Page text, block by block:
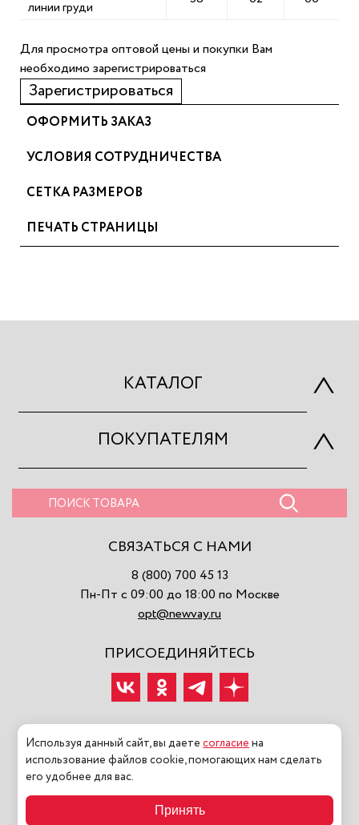
Для просмотра оптовой цены и покупки Вам
необходимо зарегистрироваться
Зарегистрироваться
линии груди
ОФОРМИТЬ ЗАКАЗ
УСЛОВИЯ СОТРУДНИЧЕСТВА
СЕТКА РАЗМЕРОВ
ПЕЧАТЬ СТРАНИЦЫ
КАТАЛОГ
ПОКУПАТЕЛЯМ
СВЯЗАТЬСЯ С НАМИ
8 (800) 700 45 13
Пн-Пт с 09:00 до 18:00 по Москве
opt@newvay.ru
ПРИСОЕДИНЯЙТЕСЬ
2026 ©NEWVAY ООО «МОДНАЯ ИСТОРИЯ» Все права
Используя данный сайт, вы даетесогласие на
использование файлов cookie, помогающих нам сделать
его удобнее для вас.
Принять